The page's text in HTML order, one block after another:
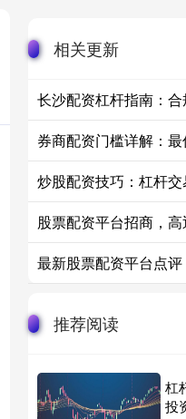
相关更新
长沙配资杠杆指南：
券商配资门槛详解：
炒股配资技巧：杠杆
股票配资平台招商，
推荐阅读
杠
投